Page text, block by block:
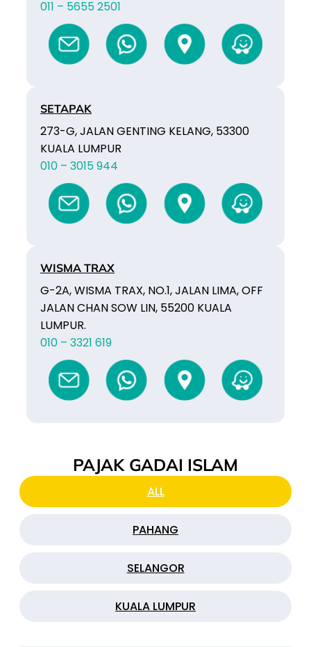
011 – 5655 2501
SETAPAK
273-G, JALAN GENTING KELANG, 53300
KUALA LUMPUR
010 – 3015 944
WISMA TRAX
G-2A, WISMA TRAX, NO.1, JALAN LIMA, OFF
JALAN CHAN SOW LIN, 55200 KUALA
LUMPUR.
010 – 3321 619
PAJAK GADAI ISLAM
ALL
PAHANG
SELANGOR
KUALA LUMPUR